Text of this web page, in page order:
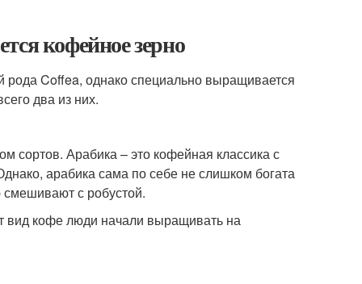
кофейное зерно
рода Coffea, однако специально выращивается
два из них.
Арабика – это кофейная классика с
арабика сама по себе не слишком богата
смешивают с робустой.
вид кофе люди начали выращивать на